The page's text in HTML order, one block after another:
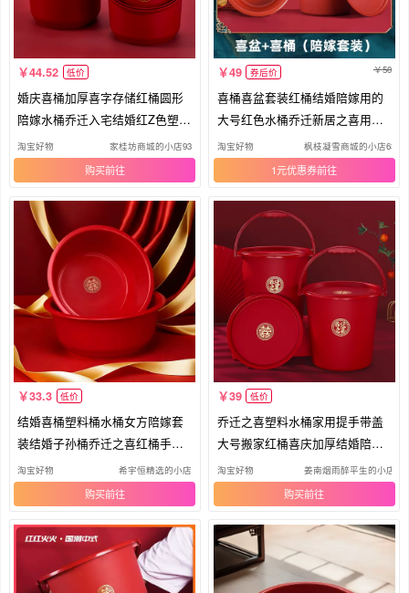
44.52 低价
婚庆喜桶加厚喜字存储红桶圆形
陪嫁水桶乔迁入宅结婚红Z色塑料
大
淘宝好物 家桂坊商城的小店93
购买
49 券后价 50
喜桶喜盆套装红桶结婚陪嫁用的
大号红色水桶乔迁新居之喜用品
塑料
淘宝好物 枫枝凝雪商城的小店63
1元优惠券
33.3 低价
结婚喜桶塑料桶水桶女方陪嫁套
装结婚子孙桶乔迁之喜红桶手提
喜桶
淘宝好物 希宇恒精选的小店
购买
39 低价
乔迁之喜塑料水桶家用提手带盖
大号搬家红桶喜庆加厚结婚陪嫁
喜桶
淘宝好物 姜南烟雨醉平生的小店
购买